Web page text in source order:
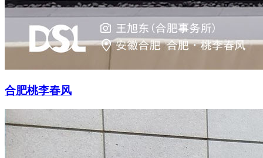
合肥桃李春风